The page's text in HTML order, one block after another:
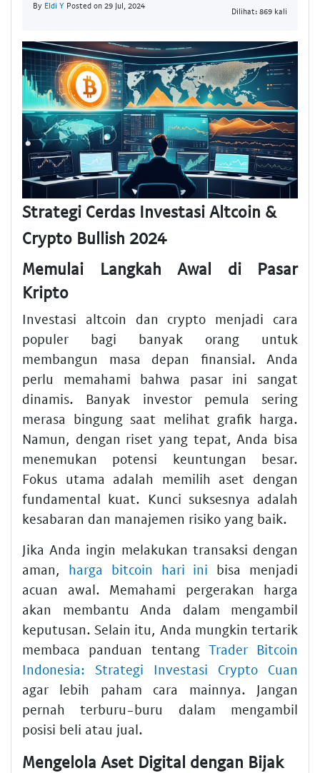
By Eldi Y Posted on 29 Jul, 2024
Dilihat: 869 kali
Strategi Cerdas Investasi Altcoin &
Crypto Bullish 2024
Memulai Langkah Awal di Pasar
Kripto
Investasi altcoin dan crypto menjadi cara
populer bagi banyak orang untuk
membangun masa depan finansial. Anda
perlu memahami bahwa pasar ini sangat
dinamis. Banyak investor pemula sering
merasa bingung saat melihat grafik harga.
Namun, dengan riset yang tepat, Anda bisa
menemukan potensi keuntungan besar.
Fokus utama adalah memilih aset dengan
fundamental kuat. Kunci suksesnya adalah
kesabaran dan manajemen risiko yang baik.
Jika Anda ingin melakukan transaksi dengan
aman, harga bitcoin hari ini bisa menjadi
acuan awal. Memahami pergerakan harga
akan membantu Anda dalam mengambil
keputusan. Selain itu, Anda mungkin tertarik
membaca panduan tentang Trader Bitcoin
Indonesia: Strategi Investasi Crypto Cuan
agar lebih paham cara mainnya. Jangan
pernah terburu-buru dalam mengambil
posisi beli atau jual.
Mengelola Aset Digital dengan Bijak